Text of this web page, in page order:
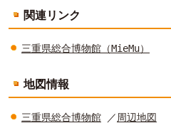
関連リンク
三重県総合博物館（MieMu）
地図情報
三重県総合博物館 ／周辺地図